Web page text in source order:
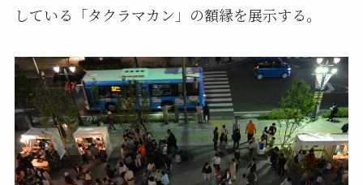
している「タクラマカン」の額縁を展示する。